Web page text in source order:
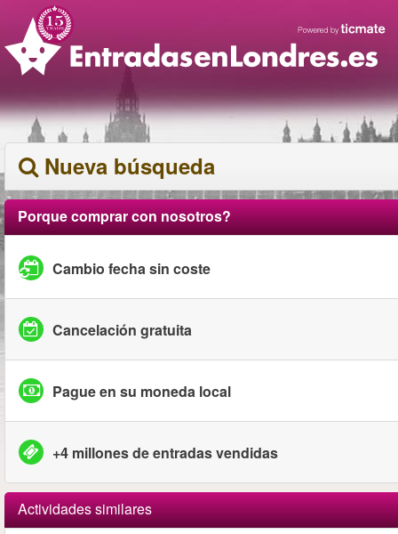
Nueva búsqueda
Porque comprar con nosotros?
Cambio fecha sin coste
Cancelación gratuita
Pague en su moneda local
+4 millones de entradas vendidas
Actividades similares